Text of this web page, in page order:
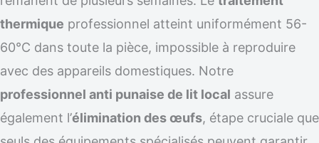
thermique professionnel atteint uniformément 56-
60°C dans toute la pièce, impossible à reproduire
avec des appareils domestiques. Notre
professionnel anti punaise de lit local assure
également l’élimination des œufs, étape cruciale que